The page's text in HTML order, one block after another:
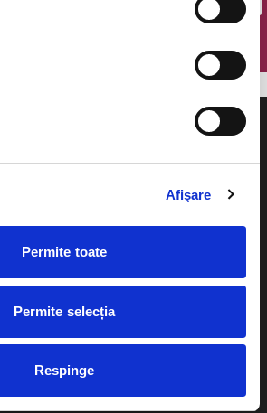
Afişare
Permite toate
Permite selecția
Respinge
Cum comand bilete?
eBilet printat acasa